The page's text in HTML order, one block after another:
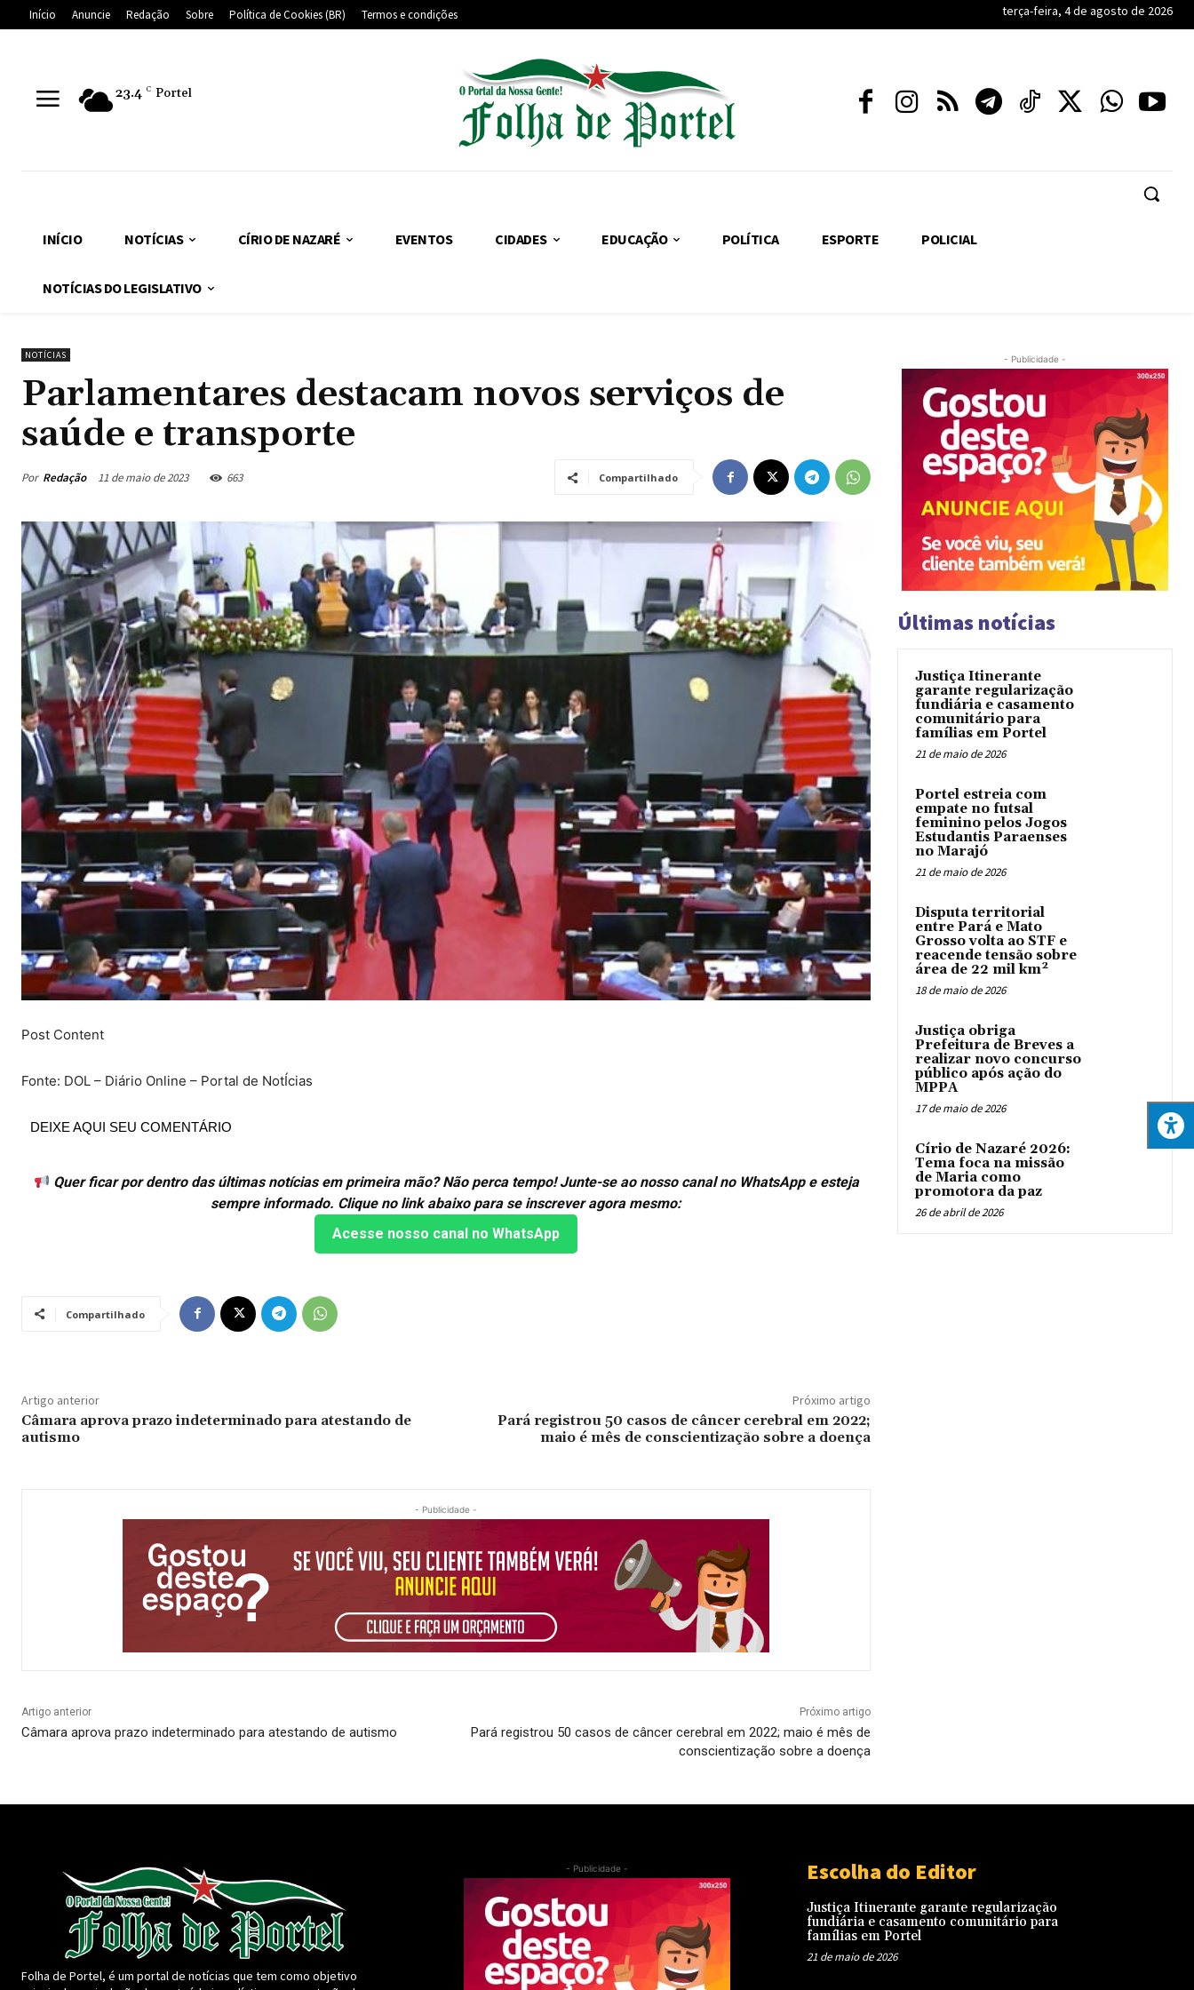
Início Anuncie Redação Sobre Política de Cookies (BR) Termos e condições terça-feira, 4 de agosto de 2026
23.4 C Portel
INÍCIO NOTÍCIAS CÍRIO DE NAZARÉ EVENTOS CIDADES EDUCAÇÃO POLÍTICA ESPORTE POLICIAL
NOTÍCIAS DO LEGISLATIVO
NOTÍCIAS
Parlamentares destacam novos serviços de
saúde e transporte
Por Redação 11 de maio de 2023 663 Compartilhado
Post Content
Fonte: DOL – Diário Online – Portal de NotÍcias
DEIXE AQUI SEU COMENTÁRIO
Quer ficar por dentro das últimas notícias em primeira mão? Não perca tempo! Junte-se ao nosso canal no WhatsApp e esteja
sempre informado. Clique no link abaixo para se inscrever agora mesmo:
Acesse nosso canal no WhatsApp
Compartilhado
Artigo anterior
Câmara aprova prazo indeterminado para atestando de
autismo
Próximo artigo
Pará registrou 50 casos de câncer cerebral em 2022;
maio é mês de conscientização sobre a doença
- Publicidade -
Artigo anterior
Câmara aprova prazo indeterminado para atestando de autismo
Próximo artigo
Pará registrou 50 casos de câncer cerebral em 2022; maio é mês de
conscientização sobre a doença
- Publicidade -
Últimas notícias
Justiça Itinerante
garante regularização
fundiária e casamento
comunitário para
famílias em Portel
21 de maio de 2026
Portel estreia com
empate no futsal
feminino pelos Jogos
Estudantis Paraenses
no Marajó
21 de maio de 2026
Disputa territorial
entre Pará e Mato
Grosso volta ao STF e
reacende tensão sobre
área de 22 mil km²
18 de maio de 2026
Justiça obriga
Prefeitura de Breves a
realizar novo concurso
público após ação do
MPPA
17 de maio de 2026
Círio de Nazaré 2026:
Tema foca na missão
de Maria como
promotora da paz
26 de abril de 2026
Folha de Portel, é um portal de notícias que tem como objetivo
- Publicidade - Escolha do Editor
Justiça Itinerante garante regularização
fundiária e casamento comunitário para
famílias em Portel
21 de maio de 2026